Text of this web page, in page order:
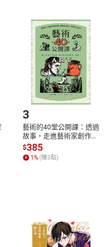
鋪所銷售之商品為電子書，
樂天市場，並於「我的訂單
過後將為您辦理退款事宜。
/退貨，恕無法以單支商品取
登入帳號
Login
Step2.登入
3
藝術的40堂公開課：透過
故事，走進藝術家創作現
場，看藝術如何誕生、如
何形塑人類生活【電子
書】
$385
1 % (賺3點)